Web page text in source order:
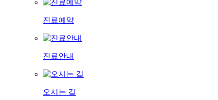
진료예약
진료안내
오시는 길